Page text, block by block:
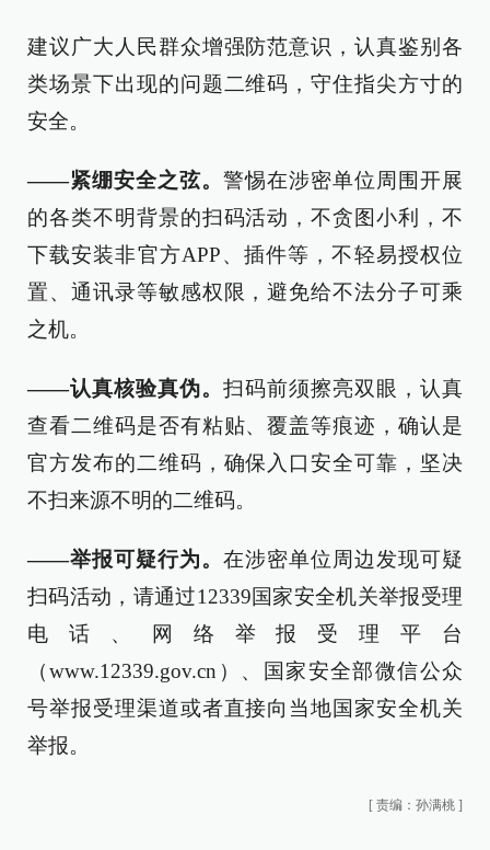
建议广大人民群众增强防范意识，认真鉴别各
类场景下出现的问题二维码，守住指尖方寸的
安全。
——紧绷安全之弦。 警惕在涉密单位周围开展
的各类不明背景的扫码活动，不贪图小利，不
下载安装非官方APP、插件等，不轻易授权位
置、通讯录等敏感权限，避免给不法分子可乘
之机。
——认真核验真伪。 扫码前须擦亮双眼，认真
查看二维码是否有粘贴、覆盖等痕迹，确认是
官方发布的二维码，确保入口安全可靠，坚决
不扫来源不明的二维码。
——举报可疑行为。 在涉密单位周边发现可疑
扫码活动，请通过12339国家安全机关举报受理
电话、网络举报受理平台
（www.12339.gov.cn）、国家安全部微信公众
号举报受理渠道或者直接向当地国家安全机关
举报。
[ 责编：孙满桃 ]